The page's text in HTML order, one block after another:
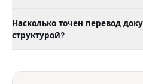
Насколько точен перевод
структурой?